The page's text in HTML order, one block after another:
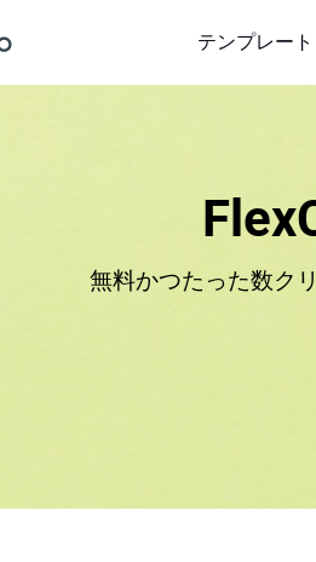
テンプレート
無料かつたった数ク